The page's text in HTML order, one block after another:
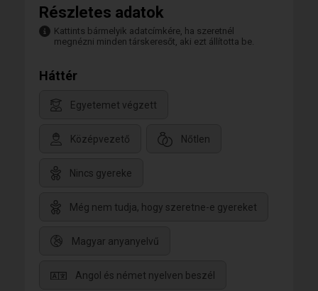
Részletes adatok
Kattints bármelyik adatcímkére, ha szeretnél
megnézni minden társkeresőt, aki ezt állította be.
Háttér
Egyetemet végzett
Középvezető Nőtlen
Nincs gyereke
Még nem tudja, hogy szeretne-e gyereket
Magyar anyanyelvű
Angol és német nyelven beszél